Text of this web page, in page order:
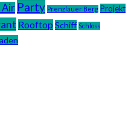
Air Party Prenzlauer Berg Projekt
Rooftop Schiff Schloss